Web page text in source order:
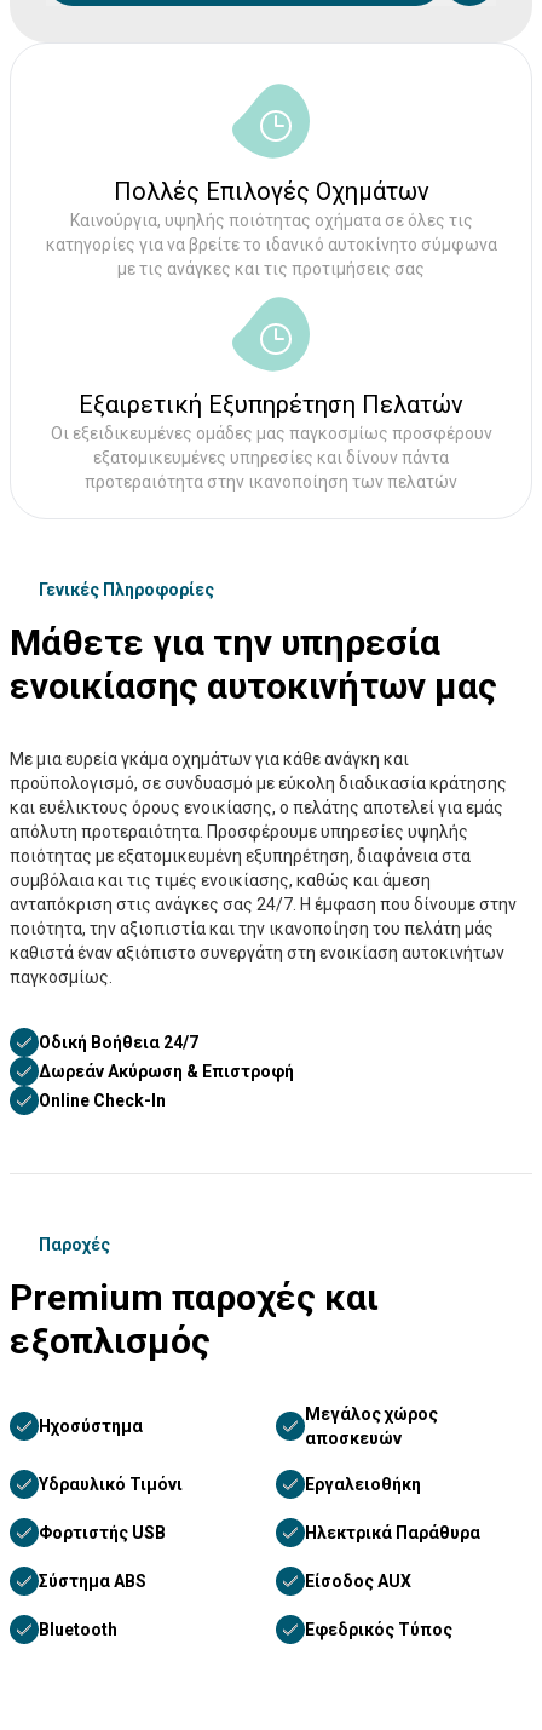
Πολλές Επιλογές Οχημάτων
Καινούργια, υψηλής ποιότητας οχήματα σε όλες τις
κατηγορίες για να βρείτε το ιδανικό αυτοκίνητο σύμφωνα
με τις ανάγκες και τις προτιμήσεις σας
Εξαιρετική Εξυπηρέτηση Πελατών
Οι εξειδικευμένες ομάδες μας παγκοσμίως προσφέρουν
εξατομικευμένες υπηρεσίες και δίνουν πάντα
προτεραιότητα στην ικανοποίηση των πελατών
Γενικές Πληροφορίες
Μάθετε για την υπηρεσία
ενοικίασης αυτοκινήτων μας
Με μια ευρεία γκάμα οχημάτων για κάθε ανάγκη και
προϋπολογισμό, σε συνδυασμό με εύκολη διαδικασία κράτησης
και ευέλικτους όρους ενοικίασης, ο πελάτης αποτελεί για εμάς
απόλυτη προτεραιότητα. Προσφέρουμε υπηρεσίες υψηλής
ποιότητας με εξατομικευμένη εξυπηρέτηση, διαφάνεια στα
συμβόλαια και τις τιμές ενοικίασης, καθώς και άμεση
ανταπόκριση στις ανάγκες σας 24/7. Η έμφαση που δίνουμε στην
ποιότητα, την αξιοπιστία και την ικανοποίηση του πελάτη μάς
καθιστά έναν αξιόπιστο συνεργάτη στη ενοικίαση αυτοκινήτων
παγκοσμίως.
Οδική Βοήθεια 24/7
Δωρεάν Ακύρωση & Επιστροφή
Online Check-In
Παροχές
Premium παροχές και
εξοπλισμός
Ηχοσύστημα
Μεγάλος χώρος
αποσκευών
Υδραυλικό Τιμόνι Εργαλειοθήκη
Φορτιστής USB Ηλεκτρικά Παράθυρα
Σύστημα ABS Είσοδος AUX
Bluetooth Εφεδρικός Τύπος